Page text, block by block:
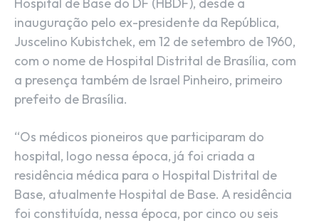
Hospital de Base do DF (HBDF), desde a
inauguração pelo ex-presidente da República,
Juscelino Kubistchek, em 12 de setembro de 1960,
com o nome de Hospital Distrital de Brasília, com
a presença também de Israel Pinheiro, primeiro
prefeito de Brasília.
“Os médicos pioneiros que participaram do
hospital, logo nessa época, já foi criada a
residência médica para o Hospital Distrital de
Base, atualmente Hospital de Base. A residência
foi constituída, nessa época, por cinco ou seis